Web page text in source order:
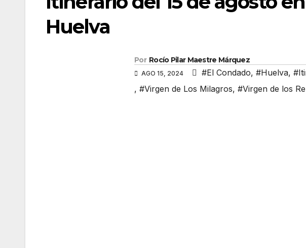
Huelva
Por Rocío Pilar Maestre Márquez
AGO 15, 2024 #El Condado, #Huelva,
, #Virgen de Los Milagros, #Virgen de los